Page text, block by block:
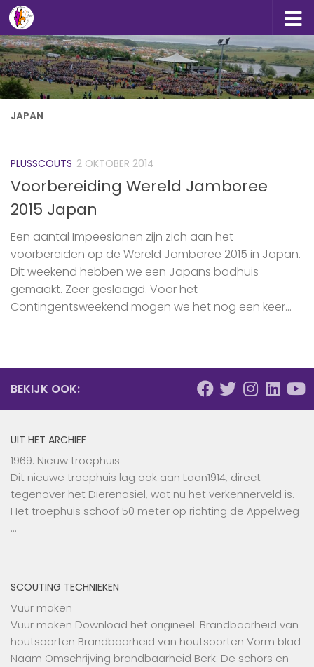
Doorgaan naar inhoud
JAPAN
PLUSSCOUTS 2 OKTOBER 2014
Voorbereiding Wereld Jamboree
2015 Japan
Een aantal Impeesianen zijn zich aan het
voorbereiden op de Wereld Jamboree 2015 in Japan.
Dit weekend hebben we een Japans badhuis
gemaakt. Zeer geslaagd. Voor het
Contingentsweekend mogen we het nog een keer...
BEKIJK OOK:
UIT HET ARCHIEF
1969: Nieuw troephuis
Dit nieuwe troephuis lag ook aan Laan1914, direct
tegenover het Dierenasiel, wat nu het verkennerveld is.
Het troephuis schoof 50 meter op richting de Appelweg
…
SCOUTING TECHNIEKEN
Vuur maken
Vuur maken Download het origineel: Brandbaarheid van
houtsoorten Brandbaarheid van houtsoorten Vorm blad
Naam Omschrijving brandbaarheid Berk: De schors en